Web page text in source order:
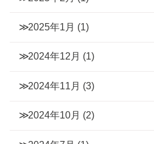
2025年1月 (1)
2024年12月 (1)
2024年11月 (3)
2024年10月 (2)